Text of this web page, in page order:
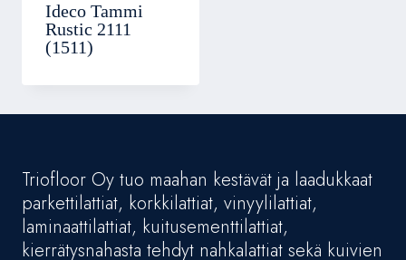
Ideco Tammi
Rustic 2111
(1511)
Triofloor Oy tuo maahan kestävät ja laadukkaat
parkettilattiat, korkkilattiat, vinyylilattiat,
laminaattilattiat, kuitusementtilattiat,
kierrätysnahasta tehdyt nahkalattiat sekä kuivien